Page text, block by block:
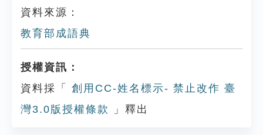
資料來源：
教育部成語典
授權資訊：
資料採「
創用CC-姓名標示- 禁止改作 臺
灣3.0版授權條款
」釋出